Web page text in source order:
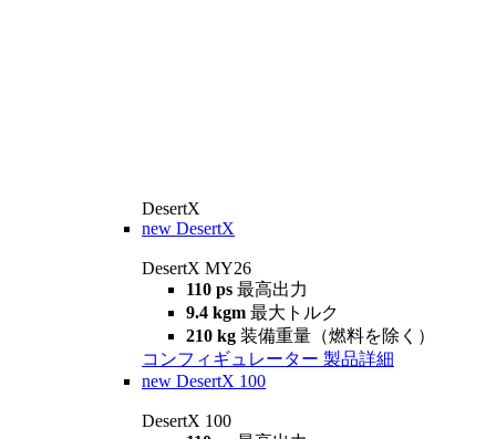
DesertX
new DesertX
DesertX MY26
110 ps 最高出力
9.4 kgm 最大トルク
210 kg 装備重量（燃料を除く）
コンフィギュレーター 製品詳細
new DesertX 100
DesertX 100